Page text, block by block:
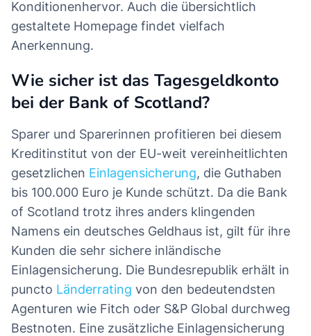
Konditionenhervor. Auch die übersichtlich
gestaltete Homepage findet vielfach
Anerkennung.
Wie sicher ist das Tagesgeldkonto
bei der Bank of Scotland?
Sparer und Sparerinnen profitieren bei diesem
Kreditinstitut von der EU-weit vereinheitlichten
gesetzlichen Einlagensicherung, die Guthaben
bis 100.000 Euro je Kunde schützt. Da die Bank
of Scotland trotz ihres anders klingenden
Namens ein deutsches Geldhaus ist, gilt für ihre
Kunden die sehr sichere inländische
Einlagensicherung. Die Bundesrepublik erhält in
puncto Länderrating von den bedeutendsten
Agenturen wie Fitch oder S&P Global durchweg
Bestnoten. Eine zusätzliche Einlagensicherung